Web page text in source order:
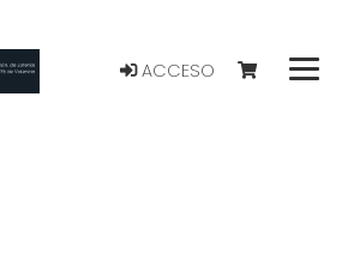
ACCESO